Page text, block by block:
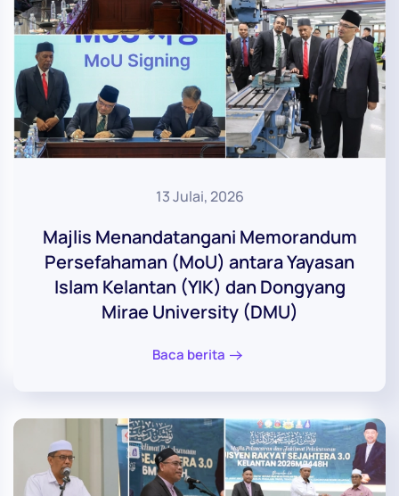
13 Julai, 2026
Majlis Menandatangani Memorandum
Persefahaman (MoU) antara Yayasan
Islam Kelantan (YIK) dan Dongyang
Mirae University (DMU)
Baca berita